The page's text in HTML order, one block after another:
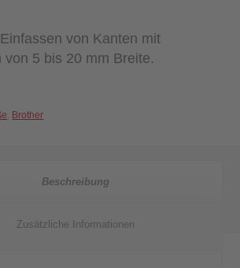
von Kanten mit
von 5 bis 20 mm Breite.
Brother
Beschreibung
Zusätzliche Informationen